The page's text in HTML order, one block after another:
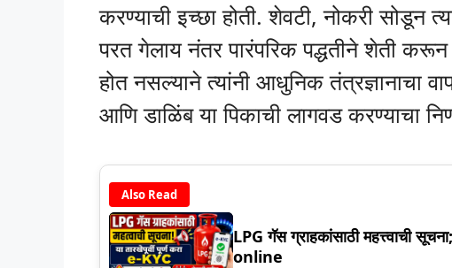
करण्याची इच्छा होती. शेवटी, नोकरी सोडून
परत गेलाय नंतर पारंपरिक पद्धतीने शेती करून
होत नसल्याने त्यांनी आधुनिक तंत्रज्ञानाचा
आणि डाळिंब या पिकाची लागवड करण्याचा
Also Read
LPG गॅस ग्राहकांसाठी महत्त्वाची
online